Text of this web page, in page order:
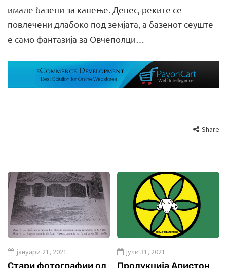
имале базени за капење. Денес, реките се
повлечени длабоко под земјата, а базенот сеуште
е само фантазија за Овчеполци…
Share
јануари 21, 2021 јули 31, 2021